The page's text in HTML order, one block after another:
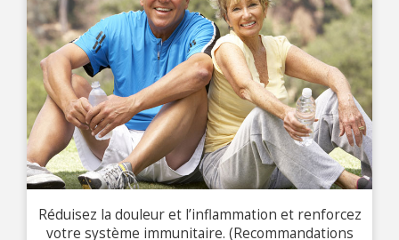
Réduisez la douleur et l’inflammation et renforcez
votre système immunitaire. (Recommandations